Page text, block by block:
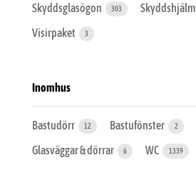
Skyddsglasögon 303 Skyddshjälm
Visirpaket 3
Inomhus
Bastudörr 12 Bastufönster 2
Glasväggar & dörrar 6 WC 1339